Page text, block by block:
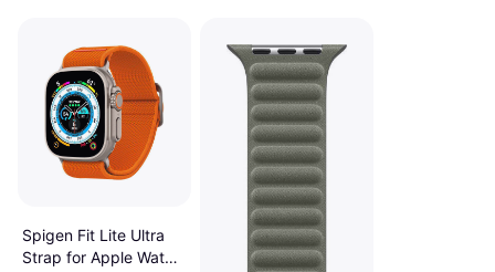
Spigen Fit Lite Ultra
Strap for Apple Watch